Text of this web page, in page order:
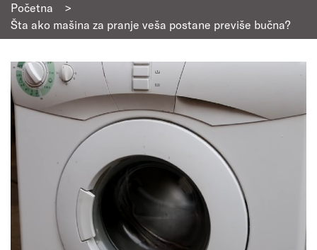
Početna
>
Šta ako mašina za pranje veša postane previše bučna?